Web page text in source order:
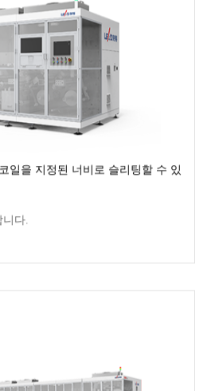
일을 지정된 너비로 슬리팅할 수 있
다.